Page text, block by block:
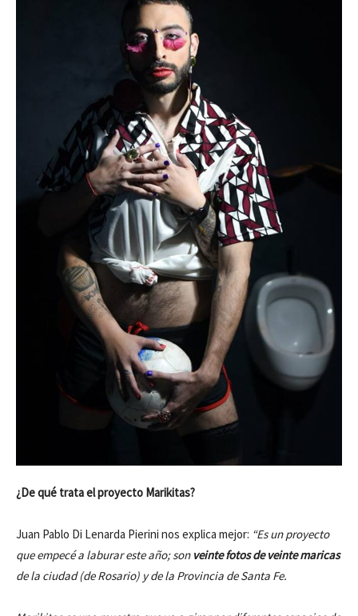
¿De qué trata el proyecto Marikitas?
Juan Pablo Di Lenarda Pierini nos explica mejor: “Es un proyecto
que empecé a laburar este año; son veinte fotos de veinte maricas
de la ciudad (de Rosario) y de la Provincia de Santa Fe.